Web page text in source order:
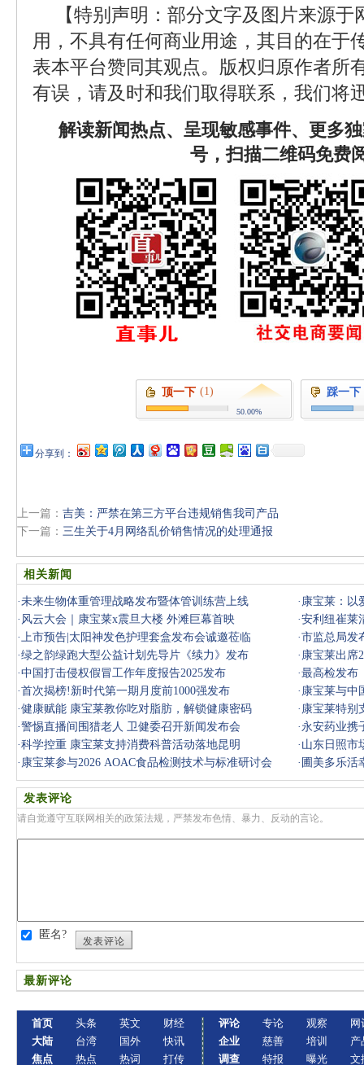
【特别声明：部分文字及图片来源
用，不具有任何商业用途，其目的在于
表本平台赞同其观点。版权归原作者所
有误，请及时和我们取得联系，我们将
解读新闻热点、呈现敏感事件、更多
号，扫描二维码免费
顶一下 (1)
50.00%
踩一下
分享到：
上一篇： 吉美：严禁在第三方平台违规销售我司产品
下一篇： 三生关于4月网络乱价销售情况的处理通报
相关新闻
·未来生物体重管理战略发布暨体管训练营上线 · 康宝莱：以
· 风云大会｜康宝莱x震旦大楼 外滩巨幕首映 ·安利纽崔莱
·上市预告|太阳神发色护理套盒发布会诚邀莅临 ·市监总局发
·绿之韵绿跑大型公益计划先导片《续力》发布 · 康宝莱出席
·中国打击侵权假冒工作年度报告2025发布 ·最高检发布
·首次揭榜!新时代第一期月度前1000强发布 · 康宝莱与中
·健康赋能 康宝莱教你吃对脂肪，解锁健康密码 · 康宝莱特别
·警惕直播间围猎老人 卫健委召开新闻发布会 · 永安药业携
·科学控重 康宝莱支持消费科普活动落地昆明 · 山东日照市
· 康宝莱参与2026 AOAC食品检测技术与标准研讨会 · 圃美多乐活
发表评论
请自觉遵守互联网相关的政策法规，严禁发布色情、暴力、反动的言论。
匿名?
发表评论
最新评论
首页
大陆
焦点
头条
台湾
热点
英文
国外
热词
财经
快讯
打传
评论
企业
调查
专论
慈善
特报
观察
培训
曝光
网
产
文